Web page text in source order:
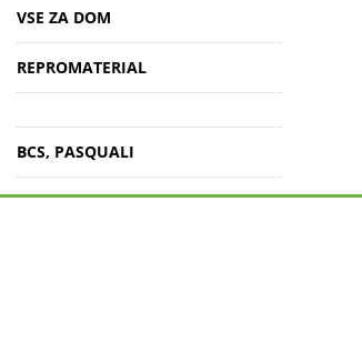
VSE ZA DOM
REPROMATERIAL
BCS, PASQUALI